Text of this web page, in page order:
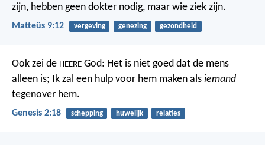
zijn, hebben geen dokter nodig, maar wie ziek zijn.
Matteüs 9:12 vergeving genezing gezondheid
Ook zei de HEERE God: Het is niet goed dat de mens
alleen is; Ik zal een hulp voor hem maken als iemand
tegenover hem.
Genesis 2:18 schepping huwelijk relaties